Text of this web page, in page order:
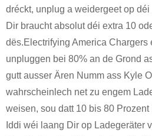
dréckt, unplug a weidergeet op
Dir braucht absolut déi extra 10
dës.Electrifying America Chargers
unpluggen bei 80% an de Grond
gutt ausser Ären Numm ass Kyle
wahrscheinlech net zu engem
weisen, sou datt 10 bis 80
Iddi wéi laang Dir op Ladegeräter